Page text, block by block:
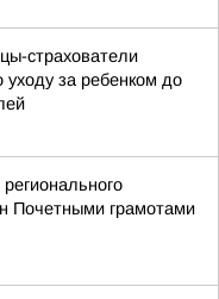
страхователи
уходу за ребенком до
Почетными грамотами